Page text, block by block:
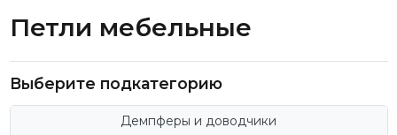
Петли мебельные
Выберите подкатегорию
Демпферы и доводчики